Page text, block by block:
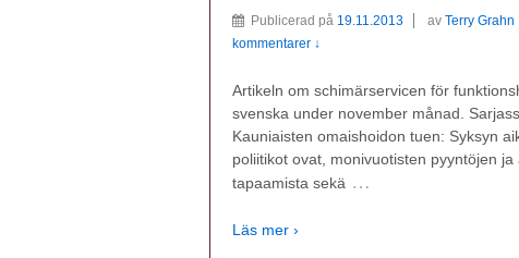
Publicerad på 19.11.2013 av Terry Grahn
kommentarer ↓
Artikeln om schimärservicen för
svenska under november månad.
Kauniaisten omaishoidon tuen: Syksyn
poliitikot ovat, monivuotisten pyyntöjen
tapaamista sekä …
Läs mer ›